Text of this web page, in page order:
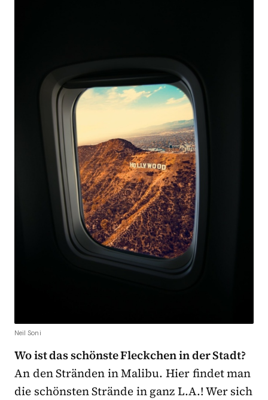
Neil Soni
Wo ist das schönste Fleckchen in der Stadt?
An den Stränden in Malibu. Hier findet man
die schönsten Strände in ganz L.A.! Wer sich